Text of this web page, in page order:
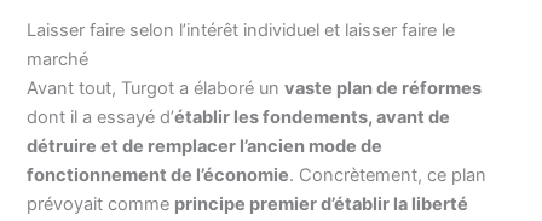
Laisser faire selon l’intérêt individuel et laisser faire le
marché
Avant tout, Turgot a élaboré unvaste plan de réformes
dont il a essayé d’établir les fondements, avant de
détruire et de remplacer l’ancien mode de
fonctionnement de l’économie. Concrètement, ce plan
prévoyait comme principe premier d’établir la liberté